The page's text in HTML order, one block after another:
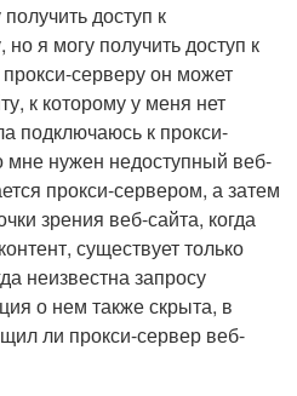
доступ к
я могу получить доступ к
серверу он может
к которому у меня нет
подключаюсь к прокси-
мне нужен недоступный веб-
прокси-сервером, а затем
зрения веб-сайта, когда
существует только
неизвестна запросу
о нем также скрыта, в
ли прокси-сервер веб-